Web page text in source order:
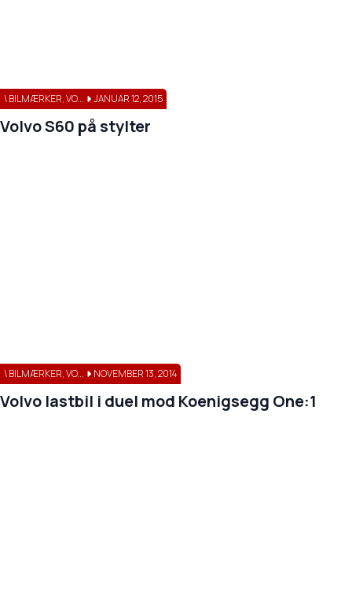
\ BILMÆRKER, VO... JANUAR 12, 2015
Volvo S60 på stylter
\ BILMÆRKER, VO... NOVEMBER 13, 2014
Volvo lastbil i duel mod Koenigsegg One:1